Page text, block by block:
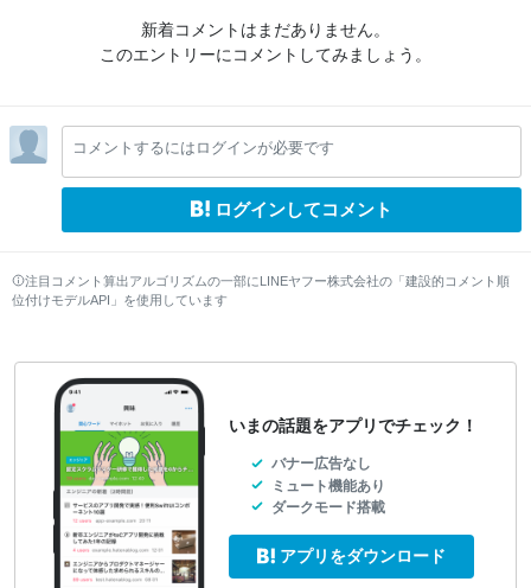
新着コメントはまだありません。
このエントリーにコメントしてみましょう。
コメントするにはログインが必要です
ログインしてコメント
注目コメント算出アルゴリズムの一部にLINEヤフー株式会社の「建設的コメント順
位付けモデルAPI」を使用しています
いまの話題をアプリでチェック！
バナー広告なし
ミュート機能あり
ダークモード搭載
アプリをダウンロード